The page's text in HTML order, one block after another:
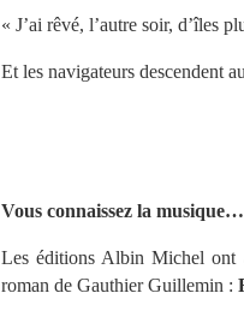
« J’ai rêvé, l’autre soir, d’îles
Et les navigateurs descendent
Vous connaissez la musique…
Les éditions Albin Michel ont
roman de Gauthier Guillemin :